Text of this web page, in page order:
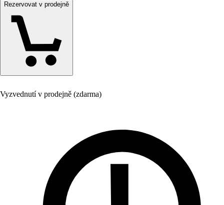
Rezervovat v prodejně
Vyzvednutí v prodejně (zdarma)